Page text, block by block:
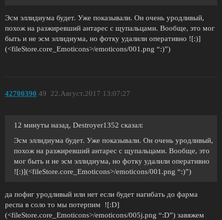
Эсм эллидиума будет. Уже показывали. Он очень уродливый,
похож на разжиревший антарес с щупальцами. Вообще, это мог
быть и не эсм эллидиума, но фотку удалили оперативно ![:)]
(<fileStore.core_Emoticons>/emoticons/001.png “:)”)
42700390 22.Август.2017 13:07:27
49
12 минуты назад, Destroyer1352 сказал:
Эсм эллидиума будет. Уже показывали. Он очень уродливый,
похож на разжиревший антарес с щупальцами. Вообще, это
мог быть и не эсм эллидиума, но фотку удалили оперативно
![:)](<fileStore.core_Emoticons>/emoticons/001.png “:)”)
да пофиг уродливый или нет если будет нагибать до фарма
респа в соло то мы потерпим ![:D]
(<fileStore.core_Emoticons>/emoticons/005j.png “:D”) завяжем